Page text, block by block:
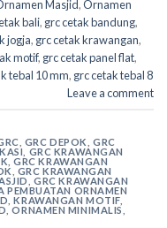
Masjid,Ornamen
bali, grc cetak bandung,
jogja, grc cetak krawangan,
motif, grc cetak panel flat,
tebal 10 mm, grc cetak tebal 8
Leave a comment
GRC DEPOK
GRC
GRC KRAWANGAN
,GRC KRAWANGAN
GRC KRAWANGAN
,GRC KRAWANGAN
PEMBUATAN ORNAMEN
,KRAWANGAN MOTIF,
,ORNAMEN MINIMALIS